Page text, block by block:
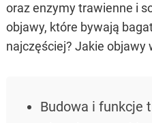
oraz enzymy trawienne i
objawy, które bywają
najczęściej? Jakie objawy
Budowa i funkcje